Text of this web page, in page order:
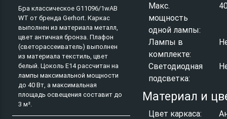
Бра классическое G11096/1wAB
WT от бренда Gerhort. Каркас
выполнен из материала металл,
цвет античная бронза. Плафон
(светорассеиватель) выполнен
из материала текстиль, цвет
белый. Цоколь E14 рассчитан на
лампы максимальной мощности
до 40 Вт, а максимальная
площадь освещения составит до
3 м².
Макс.
мощность
одной лампы:
Лампы в
комплекте:
Светодиодная
подсветка:
Материал и
Цвет каркаса: